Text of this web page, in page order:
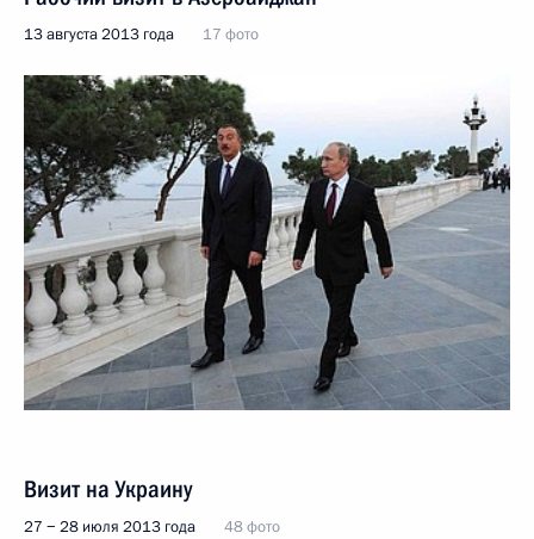
13 августа 2013 года 17 фото
Визит на Украину
27 − 28 июля 2013 года 48 фото